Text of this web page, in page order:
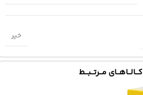
خیر
کـــالـــاهـــای مـــرتـــبـــط